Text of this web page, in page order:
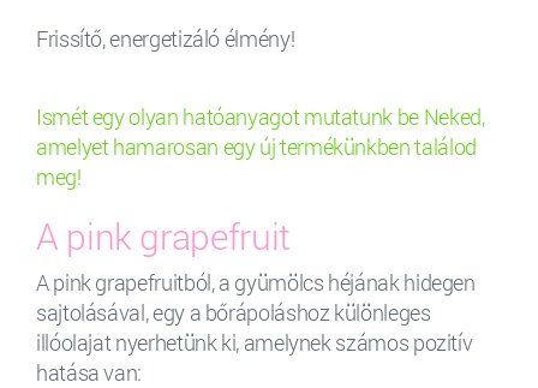
Frissítő, energetizáló élmény!
Ismét egy olyan hatóanyagot mutatunk be Neked,
amelyet hamarosan egy új termékünkben találod
meg!
A pink grapefruit
A pink grapefruitból, a gyümölcs héjának hidegen
sajtolásával, egy a bőrápoláshoz különleges
illóolajat nyerhetünk ki, amelynek számos pozitív
hatása van: